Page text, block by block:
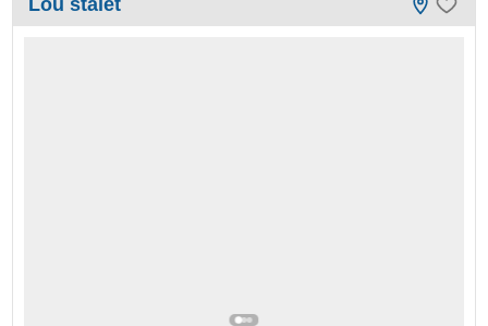
Lou stalet